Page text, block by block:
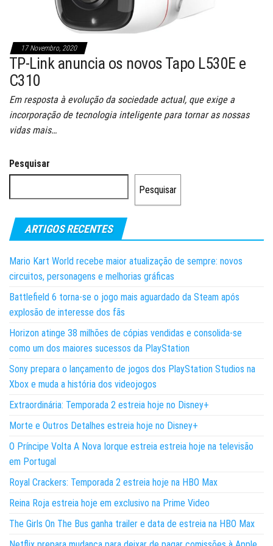
17 Novembro, 2020
TP-Link anuncia os novos Tapo L530E e
C310
Em resposta à evolução da sociedade actual, que exige a
incorporação de tecnologia inteligente para tornar as nossas
vidas mais…
Pesquisar
Pesquisar
ARTIGOS RECENTES
Mario Kart World recebe maior atualização de sempre: novos
circuitos, personagens e melhorias gráficas
Battlefield 6 torna-se o jogo mais aguardado da Steam após
explosão de interesse dos fãs
Horizon atinge 38 milhões de cópias vendidas e consolida-se
como um dos maiores sucessos da PlayStation
Sony prepara o lançamento de jogos dos PlayStation Studios na
Xbox e muda a história dos videojogos
Extraordinária: Temporada 2 estreia hoje no Disney+
Morte e Outros Detalhes estreia hoje no Disney+
O Príncipe Volta A Nova Iorque estreia estreia hoje na televisão
em Portugal
Royal Crackers: Temporada 2 estreia hoje na HBO Max
Reina Roja estreia hoje em exclusivo na Prime Video
The Girls On The Bus ganha trailer e data de estreia na HBO Max